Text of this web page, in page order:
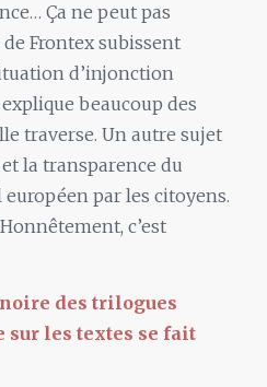
Ça ne peut pas
Frontex subissent
d’injonction
beaucoup des
traverse. Unautre sujet
la transparence du
par les citoyens.
c’est
des trilogues
les textes se fait